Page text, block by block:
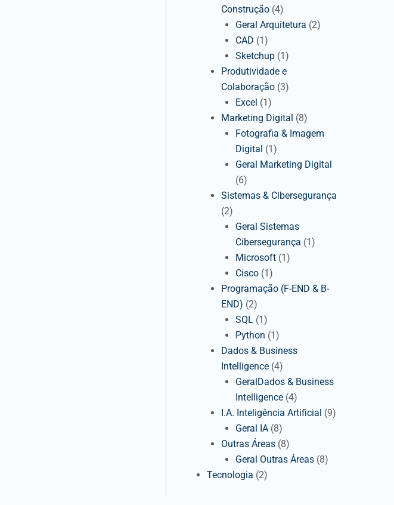
Construção (4)
Geral Arquitetura (2)
CAD (1)
Sketchup (1)
Produtividade e
Colaboração (3)
Excel (1)
Marketing Digital (8)
Fotografia & Imagem
Digital (1)
Geral Marketing Digital
(6)
Sistemas & Cibersegurança
(2)
Geral Sistemas
Cibersegurança (1)
Microsoft (1)
Cisco (1)
Programação (F-END & B-
END) (2)
SQL (1)
Python (1)
Dados & Business
Intelligence (4)
GeralDados & Business
Intelligence (4)
I.A. Inteligência Artificial (9)
Geral IA (8)
Outras Áreas (8)
Geral Outras Áreas (8)
Tecnologia (2)